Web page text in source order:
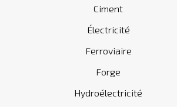
Ciment
Électricité
Ferroviaire
Forge
Hydroélectricité